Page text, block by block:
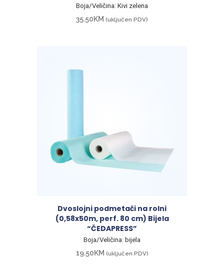
Boja/Veličina: Kivi zelena
35.50KM (uključen PDV)
Dvoslojni podmetači na rolni
(0,58x50m, perf. 80 cm) Bijela
“ČEDAPRESS”
Boja/Veličina: bijela
19.50KM (uključen PDV)